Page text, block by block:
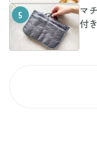
5
マ
付